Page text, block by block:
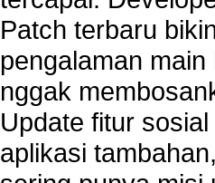
Patch terbaru
pengalaman
nggak
Update fitur
aplikasi